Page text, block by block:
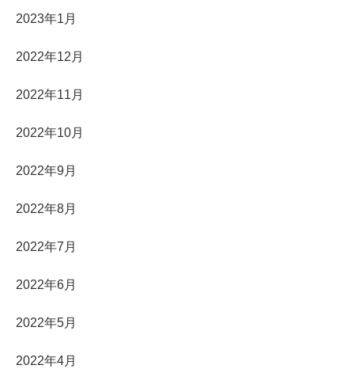
2023年1月
2022年12月
2022年11月
2022年10月
2022年9月
2022年8月
2022年7月
2022年6月
2022年5月
2022年4月